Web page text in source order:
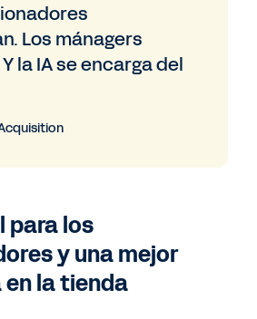
Los mánagers
la IA se encarga del
para los
y una mejor
la tienda